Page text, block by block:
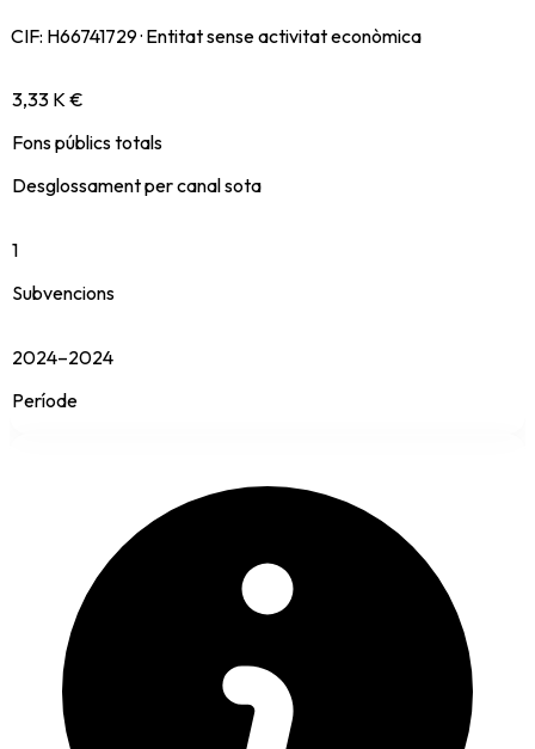
CIF: H66741729· Entitat sense activitat econòmica
3,33 K €
Fons públics totals
Desglossament per canal sota
1
Subvencions
2024–2024
Període